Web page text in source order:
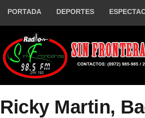
PORTADA DEPORTES
Ricky Martin,